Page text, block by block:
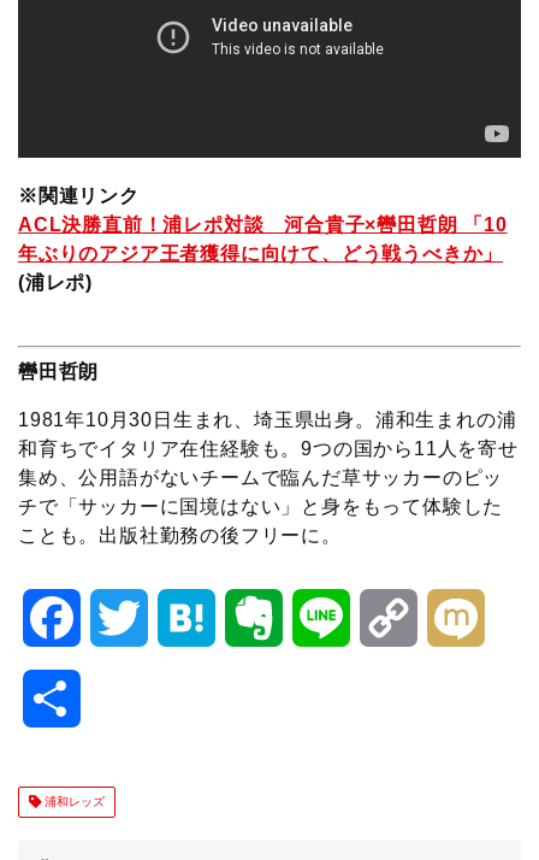
※関連リンク
ACL決勝直前！浦レポ対談 河合貴子×轡田哲朗 「10
年ぶりのアジア王者獲得に向けて、どう戦うべきか」
(浦レポ)
轡田哲朗
1981年10月30日生まれ、埼玉県出身。浦和生まれの浦
和育ちでイタリア在住経験も。9つの国から11人を寄せ
集め、公用語がないチームで臨んだ草サッカーのピッ
チで「サッカーに国境はない」と身をもって体験した
ことも。出版社勤務の後フリーに。
e
浦和レッズ